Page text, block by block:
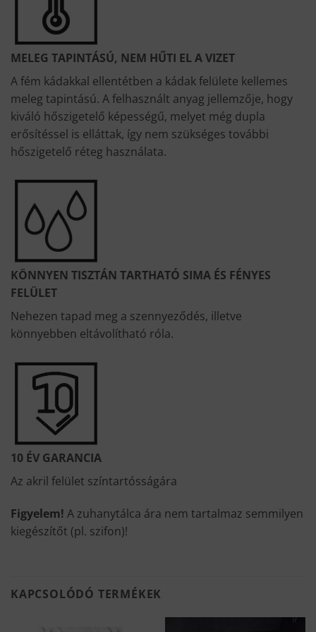
MELEG TAPINTÁSÚ, NEM HŰTI EL A VIZET
A fém kádakkal ellentétben a kádak felülete kellemes
meleg tapintású. A felhasznált anyag jellemzője, hogy
kiváló hőszigetelő képességű, melyet még dupla
erősítéssel is elláttak, így nem szükséges további
hőszigetelő réteg használata.
KÖNNYEN TISZTÁN TARTHATÓ SIMA ÉS FÉNYES
FELÜLET
Nehezen tapad meg a szennyeződés, illetve
könnyebben eltávolítható róla.
10 ÉV GARANCIA
Az akril felület színtartósságára
Figyelem! A zuhanytálca ára nem tartalmaz semmilyen
kiegészítőt (pl. szifon)!
KAPCSOLÓDÓ TERMÉKEK